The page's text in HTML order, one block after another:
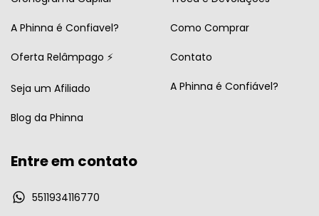
A Phinna é Confiavel?
Oferta Relâmpago ⚡
Seja um Afiliado
Blog da Phinna
Como Comprar
Contato
A Phinna é Confiável?
Entre em contato
5511934116770